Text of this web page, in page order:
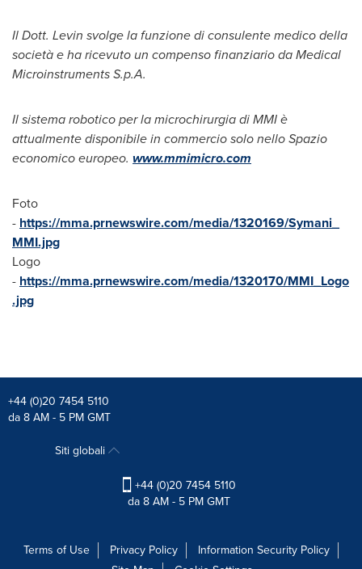
Il Dott. Levin svolge la funzione di consulente medico della
società e ha ricevuto un compenso finanziario da Medical
Microinstruments S.p.A.
Il sistema robotico per la microchirurgia di MMI è
attualmente disponibile in commercio solo nello Spazio
economico europeo. www.mmimicro.com
Foto
- https://mma.prnewswire.com/media/1320169/Symani_
MMI.jpg
Logo
- https://mma.prnewswire.com/media/1320170/MMI_Logo
.jpg
+44 (0)20 7454 5110
da 8 AM - 5 PM GMT
Siti globali
+44 (0)20 7454 5110
da 8 AM - 5 PM GMT
Terms of Use Privacy Policy
Information Security Policy